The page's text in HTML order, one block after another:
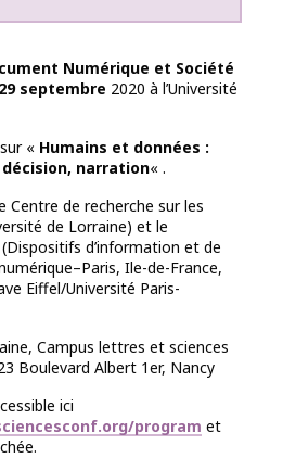
Numérique et Société
septembre 2020 à l’Université
« Humains et données :
narration« .
Centre de recherche sur les
de Lorraine) et le
d’information et de
Ile-de-France,
Eiffel/Université Paris-
Campus lettres et sciences
Boulevard Albert 1er, Nancy
ici
program et